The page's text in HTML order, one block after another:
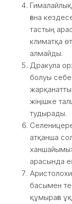
ғана
тастың
климатқа
алмайды.
Дракула
болуы
жіңішке
тудырады.
атқанша
арасында
басымен
құмыраға